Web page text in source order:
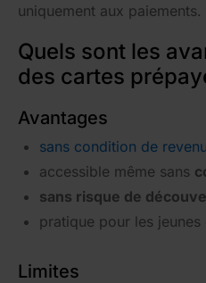
uniquement aux paiements.
Quels sont les
des cartes
Avantages
sans condition de
accessible même sans
sans risque de
pratique pour les
Limites